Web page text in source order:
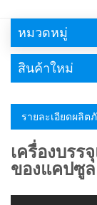
หมวดหมู่
สินค้าใหม่
รายละเอียดผลิ
เครื่องบร
ของแคปซูล